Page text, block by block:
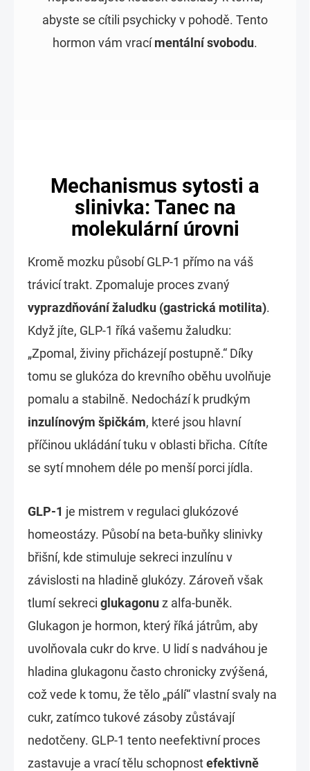
abyste se cítili psychicky v pohodě. Tento
hormon vám vracímentální svobodu.
Mechanismus sytosti a
slinivka: Tanec na
molekulární úrovni
Kromě mozku působí GLP-1 přímo na váš
trávicí trakt. Zpomaluje proces zvaný
vyprazdňování žaludku (gastrická motilita).
Když jíte, GLP-1 říká vašemu žaludku:
„Zpomal, živiny přicházejí postupně.“ Díky
tomu se glukóza do krevního oběhu uvolňuje
pomalu a stabilně. Nedochází k prudkým
inzulínovým špičkám, které jsou hlavní
příčinou ukládání tuku v oblasti břicha. Cítíte
se sytí mnohem déle po menší porci jídla.
GLP-1 je mistrem v regulaci glukózové
homeostázy. Působí na beta-buňky slinivky
břišní, kde stimuluje sekreci inzulínu v
závislosti na hladině glukózy. Zároveň však
tlumí sekreci glukagonuz alfa-buněk.
Glukagon je hormon, který říká játrům, aby
uvolňovala cukr do krve. U lidí s nadváhou je
hladina glukagonu často chronicky zvýšená,
což vede k tomu, že tělo „pálí“ vlastní svaly na
cukr, zatímco tukové zásoby zůstávají
nedotčeny. GLP-1 tento neefektivní proces
zastavuje a vrací tělu schopnostefektivně